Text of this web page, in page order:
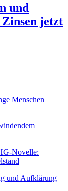
und
Zinsen jetzt
Menschen
Novelle:
und Aufklärung